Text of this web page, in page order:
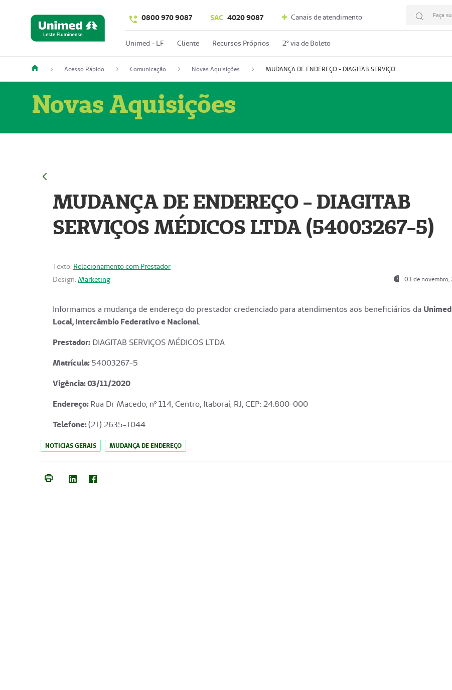
0800 970 9087 SAC 4020 9087 Canais de atendimento Faça
Unimed - LF Cliente Recursos Próprios 2º via de Boleto
Acesso Rápido Comunicação Novas Aquisições MUDANÇA DE ENDEREÇO - DIAGITAB SERVIÇOS MÉDICOS LTDA (54003267-5)
Novas Aquisições
MUDANÇA DE ENDEREÇO - DIAGITAB
SERVIÇOS MÉDICOS LTDA (54003267-5)
Texto: Relacionamento com Prestador
Design: Marketing 03 de novembro,
Informamos a mudança de endereço do prestador credenciado para atendimentos aos beneficiários da Unimed
Local, Intercâmbio Federativo e Nacional.
Prestador: DIAGITAB SERVIÇOS MÉDICOS LTDA
Matrícula:54003267-5
Vigência: 03/11/2020
Endereço:Rua Dr Macedo, nº 114, Centro, Itaboraí, RJ, CEP: 24.800-000
Telefone:(21) 2635-1044
NOTICIAS GERAIS MUDANÇA DE ENDEREÇO